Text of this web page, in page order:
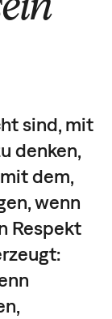
sind, mit
denken,
dem,
wenn
Respekt